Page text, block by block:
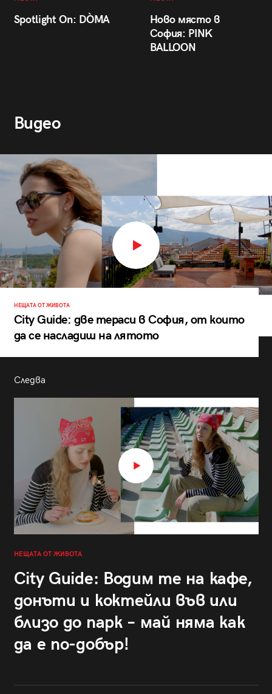
Spotlight On: DÒMA
Ново място в
София: PINK
BALLOON
Видео
НЕЩАТА ОТ ЖИВОТА
City Guide: две тераси в София, от които
да се насладиш на лятото
Следва
НЕЩАТА ОТ ЖИВОТА
City Guide: Водим те на кафе,
донъти и коктейли във или
близо до парк – май няма как
да е по-добър!